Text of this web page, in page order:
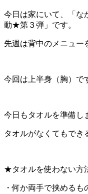
今日は家にいて、「な
動★第３弾」です。
先週は背中のメニュー
今回は上半身（胸）で
今日もタオルを準備し
タオルがなくてもでき
★タオルを使わない方
・何か両手で挟めるも